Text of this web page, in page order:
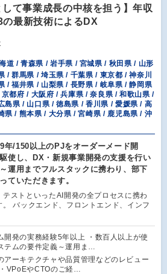
して事業成長の中核を担う】年収
最新技術によるDX
道 / 青森県 / 岩手県 / 宮城県 / 秋田県 / 山形
/ 群馬県 / 埼玉県 / 千葉県 / 東京都 / 神奈川
/ 福井県 / 山梨県 / 長野県 / 岐阜県 / 静岡県
都府 / 大阪府 / 兵庫県 / 奈良県 / 和歌山県 /
島県 / 山口県 / 徳島県 / 香川県 / 愛媛県 / 高
県 / 熊本県 / 大分県 / 宮崎県 / 鹿児島県 / 沖
年/150以上のPJをオーダーメード開
使し、DX・新規事業開発の支援を行い
運用までフルスタックに携わり、部下
ていただきます。
テストといったAI開発の全プロセスに携わ
。 バックエンド、フロントエンド、インフ
開発の実務経験5年以上 ・数百人以上が使
テムの要件定義～運用ま…
アーキテクチャや品質管理などのレビュー
VPoEやCTOのご経…